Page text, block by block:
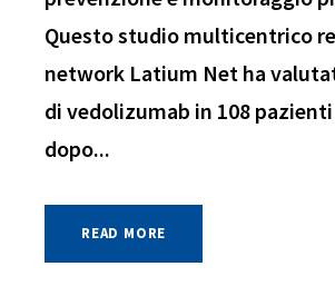
Questo studio multicentrico
network Latium Net ha
di vedolizumab in 108
dopo...
READ MORE